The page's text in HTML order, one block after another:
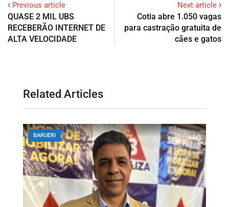
Previous article
QUASE 2 MIL UBS
RECEBERÃO INTERNET DE
ALTA VELOCIDADE
Next article
Cotia abre 1.050 vagas
para castração gratuita de
cães e gatos
Related Articles
BARUERI